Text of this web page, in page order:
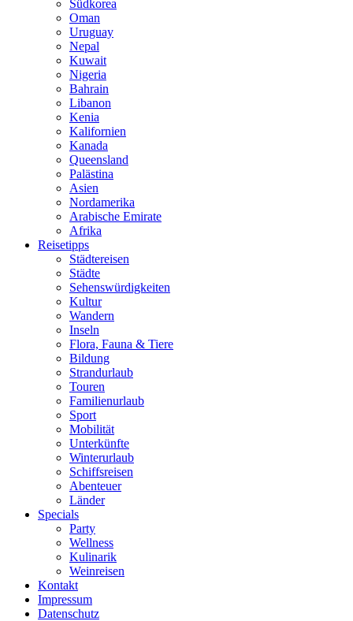
Südkorea
Oman
Uruguay
Nepal
Kuwait
Nigeria
Bahrain
Libanon
Kenia
Kalifornien
Kanada
Queensland
Palästina
Asien
Nordamerika
Arabische Emirate
Afrika
Reisetipps
Städtereisen
Städte
Sehenswürdigkeiten
Kultur
Wandern
Inseln
Flora, Fauna & Tiere
Bildung
Strandurlaub
Touren
Familienurlaub
Sport
Mobilität
Unterkünfte
Winterurlaub
Schiffsreisen
Abenteuer
Länder
Specials
Party
Wellness
Kulinarik
Weinreisen
Kontakt
Impressum
Datenschutz